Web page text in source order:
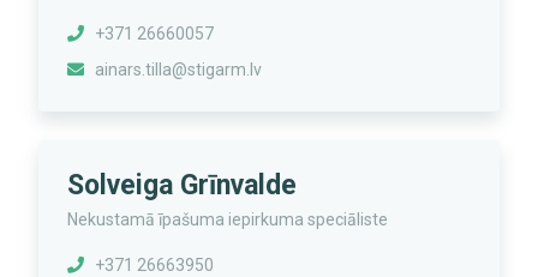
+371 26660057
ainars.tilla@stigarm.lv
Solveiga Grīnvalde
Nekustamā īpašuma iepirkuma speciāliste
+371 26663950